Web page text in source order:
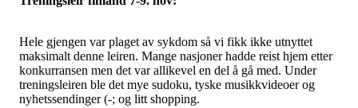
Hele gjengen var plaget av sykdom så vi fikk ikke utnyttet
maksimalt denne leiren. Mange nasjoner hadde reist hjem etter
konkurransen men det var allikevel en del å gå med. Under
treningsleiren ble det mye sudoku, tyske musikkvideoer og
nyhetssendinger (-; og litt shopping.